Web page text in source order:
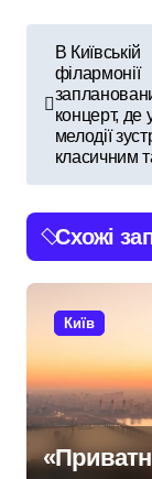
і
г
а
і
я
з
В Київській
філармонії
концерт, де
мелодії
класичним
Схожі
Київ